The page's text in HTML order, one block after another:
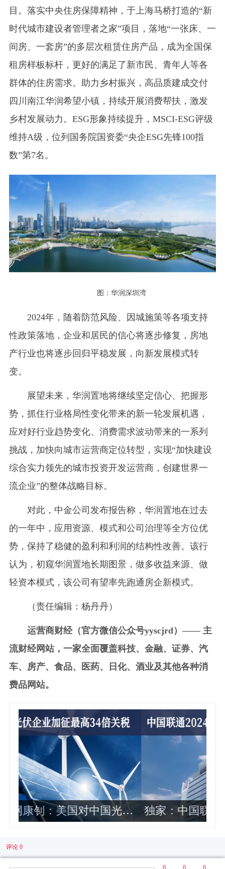
目。落实中央住房保障精神，于上海马桥打造的“新
时代城市建设者管理者之家”项目，落地“一张床、一
间房、一套房”的多层次租赁住房产品，成为全国保
租房样板标杆，更好的满足了新市民、青年人等各
群体的住房需求。助力乡村振兴，高品质建成交付
四川南江华润希望小镇，持续开展消费帮扶，激发
乡村发展动力。ESG形象持续提升，MSCI-ESG评级
维持A级，位列国务院国资委“央企ESG先锋100指
数”第7名。
图：华润深圳湾
2024年，随着防范风险、因城施策等各项支持
性政策落地，企业和居民的信心将逐步修复，房地
产行业也将逐步回归平稳发展，向新发展模式转
变。
展望未来，华润置地将继续坚定信心、把握形
势，抓住行业格局性变化带来的新一轮发展机遇，
应对好行业趋势变化、消费需求波动带来的一系列
挑战，加快向城市运营商定位转型，实现“加快建设
综合实力领先的城市投资开发运营商，创建世界一
流企业”的整体战略目标。
对此，中金公司发布报告称，华润置地在过去
的一年中，应用资源、模式和公司治理等全方位优
势，保持了稳健的盈利和利润的结构性改善。该行
认为，初窥华润置地长期图景，做多收益来源、做
轻资本模式，该公司有望率先跑通房企新模式。
（责任编辑：杨丹丹）
运营商财经（官方微信公众号yyscjrd）—— 主
流财经网站，一家全面覆盖科技、金融、证券、汽
车、房产、食品、医药、日化、酒业及其他各种消
费品网站。
独家：中国联通2024年各省公司政企
评论 0
0 0 0